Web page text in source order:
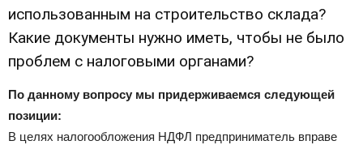
использованным на строительство склада?
Какие документы нужно иметь, чтобы не было
проблем с налоговыми органами?
По данному вопросу мы придерживаемся следующей
позиции:
В целях налогообложения НДФЛ предприниматель вправе